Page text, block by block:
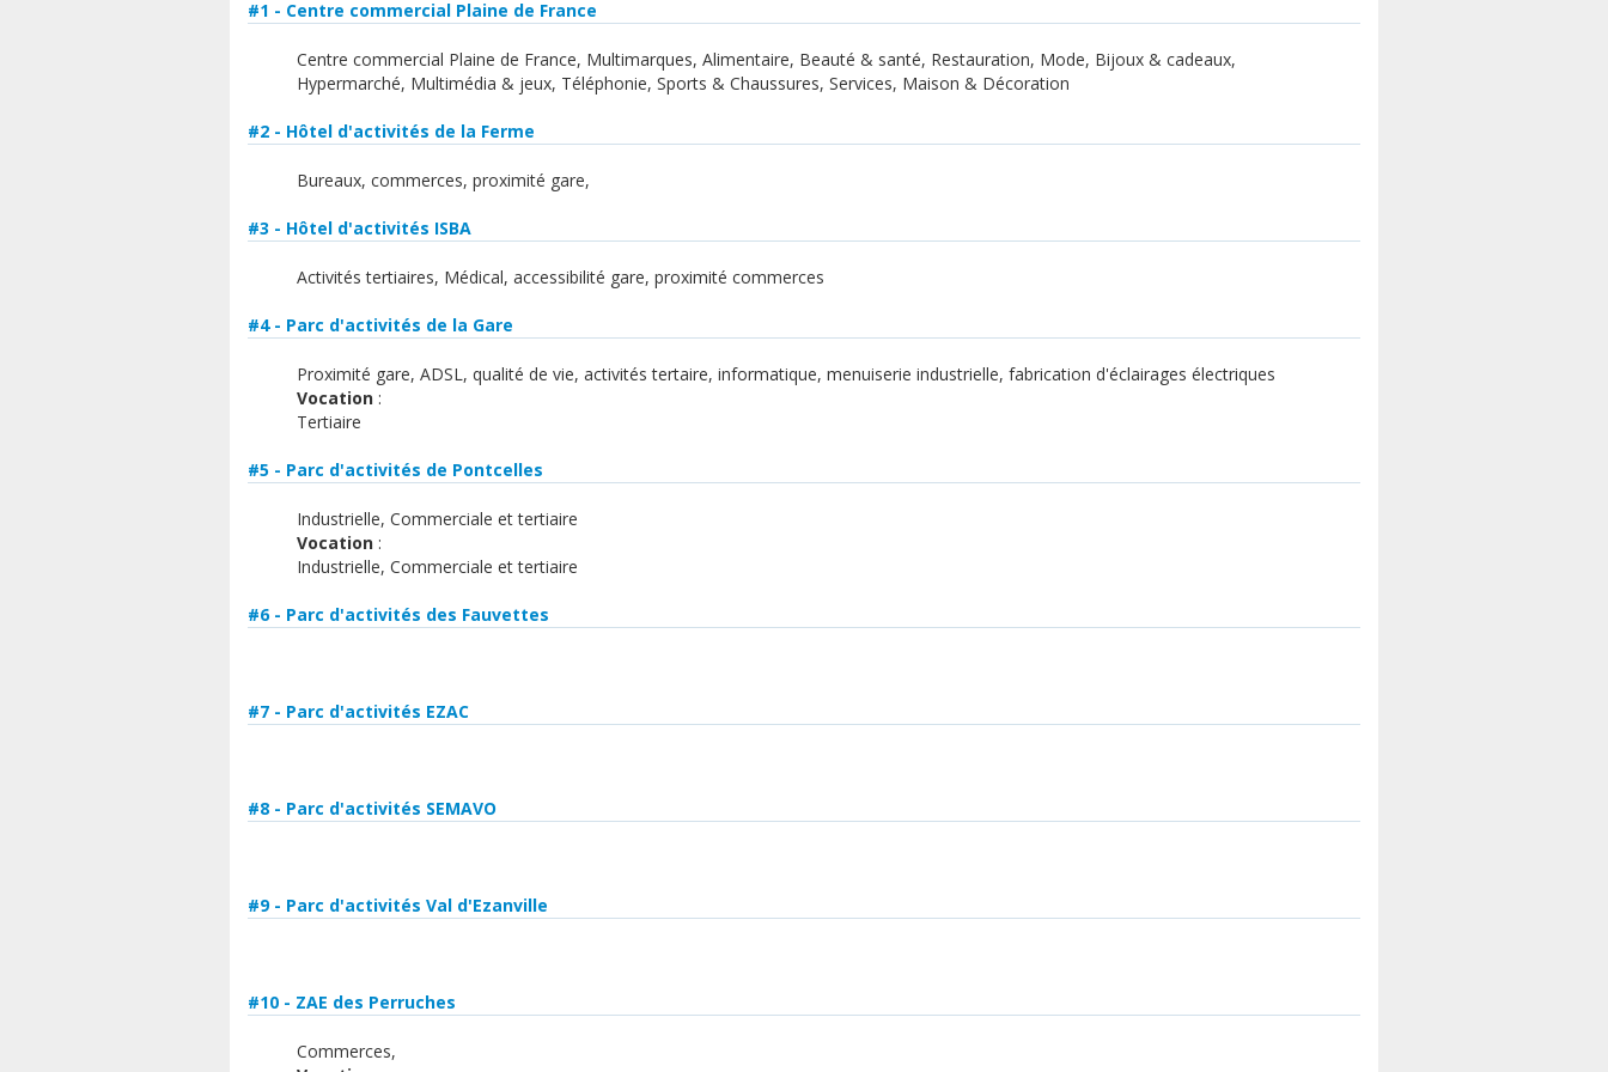
#1 - Centre commercial Plaine de France
Centre commercial Plaine de France, Multimarques, Alimentaire, Beauté & santé, Restauration, Mode, Bijoux & cadeaux,
Hypermarché, Multimédia & jeux, Téléphonie, Sports & Chaussures, Services, Maison & Décoration
#2 - Hôtel d'activités de la Ferme
Bureaux, commerces, proximité gare,
#3 - Hôtel d'activités ISBA
Activités tertiaires, Médical, accessibilité gare, proximité commerces
#4 - Parc d'activités de la Gare
Proximité gare, ADSL, qualité de vie, activités tertaire, informatique, menuiserie industrielle, fabrication d'éclairages électriques
Vocation :
Tertiaire
#5 - Parc d'activités de Pontcelles
​Industrielle, Commerciale et tertiaire
Vocation :
Industrielle, Commerciale et tertiaire
#6 - Parc d'activités des Fauvettes
#7 - Parc d'activités EZAC
#8 - Parc d'activités SEMAVO
#9 - Parc d'activités Val d'Ezanville
#10 - ZAE des Perruches
Commerces,